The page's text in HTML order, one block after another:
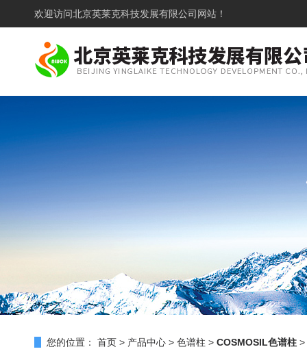
欢迎访问北京英莱克科技发展有限公司网站！
您的位置： 首页 > 产品中心 > 色谱柱 > COSMOSIL色谱柱 >